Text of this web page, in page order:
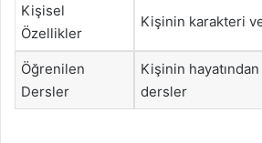
Kişisel
Özellikler
Kişinin karakteri
Öğrenilen
Dersler
Kişinin
dersler